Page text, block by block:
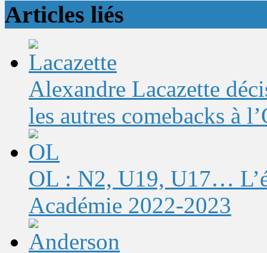
Articles liés
Alexandre Lacazette
les autres comebacks à
OL : N2, U19, U17…
Académie 2022-2023